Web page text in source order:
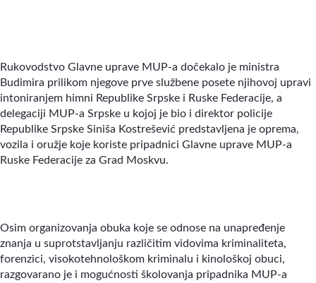
Rukovodstvo Glavne uprave MUP-a dočekalo je ministra
Budimira prilikom njegove prve službene posete njihovoj upravi
intoniranjem himni Republike Srpske i Ruske Federacije, a
delegaciji MUP-a Srpske u kojoj je bio i direktor policije
Republike Srpske Siniša Kostrešević predstavljena je oprema,
vozila i oružje koje koriste pripadnici Glavne uprave MUP-a
Ruske Federacije za Grad Moskvu.
Osim organizovanja obuka koje se odnose na unapređenje
znanja u suprotstavljanju različitim vidovima kriminaliteta,
forenzici, visokotehnološkom kriminalu i kinološkoj obuci,
razgovarano je i mogućnosti školovanja pripadnika MUP-a